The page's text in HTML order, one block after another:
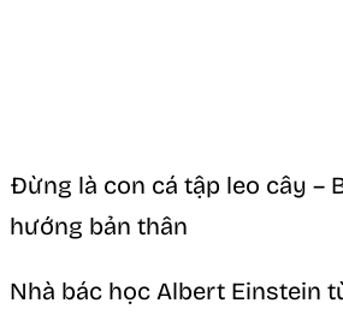
Đừng là con cá tập leo cây –
hướng bản thân
Nhà bác học Albert Einstein